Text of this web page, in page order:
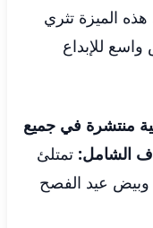
الميزة تثري
للإبداع
منتشرة في جميع
الشامل: تمتلئ
وبيض عيد الفصح